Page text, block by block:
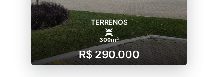
TERRENOS
300m²
R$ 290.000